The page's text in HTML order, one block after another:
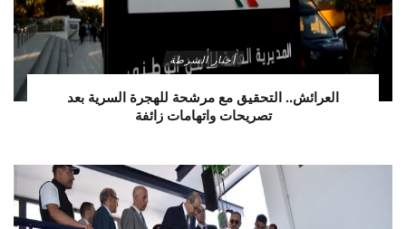
أخبار الشرطة
العرائش.. التحقيق مع مرشحة للهجرة السرية بعد
تصريحات واتهامات زائفة